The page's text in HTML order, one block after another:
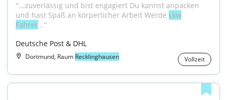
"...zuverlässig und bist engagiert Du kannst anpacken
und hast Spaß an körperlicher Arbeit Werde Lkw
Fahrer..."
Deutsche Post & DHL
Dortmund, Raum Recklinghausen Vollzeit